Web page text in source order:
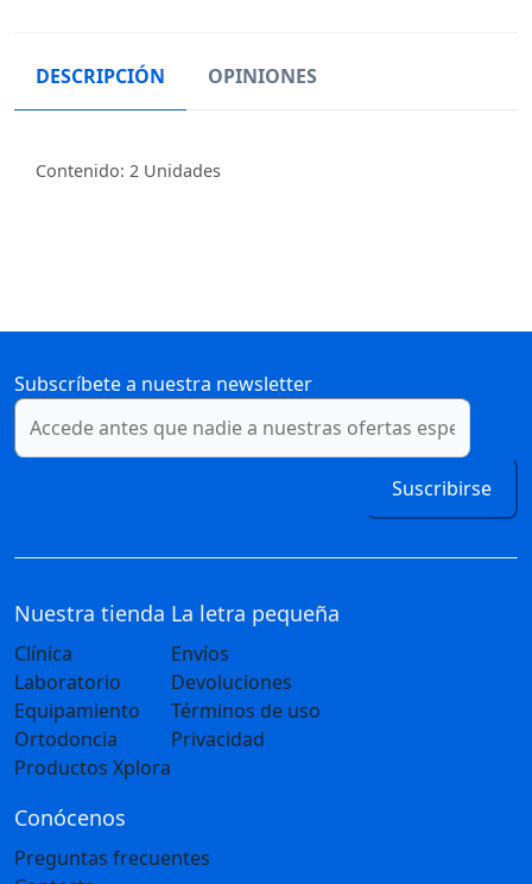
DESCRIPCIÓN OPINIONES
Contenido: 2 Unidades
Subscríbete a nuestra newsletter
Suscribirse
Nuestra tienda
Clínica
Laboratorio
Equipamiento
Ortodoncia
Productos Xplora
La letra pequeña
Envíos
Devoluciones
Términos de uso
Privacidad
Conócenos
Preguntas frecuentes